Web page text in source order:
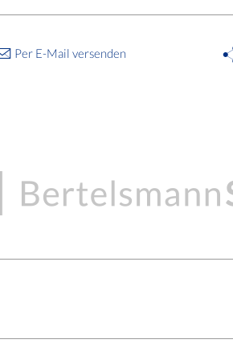
Per E-Mail versenden